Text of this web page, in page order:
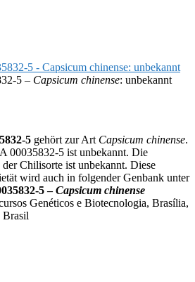
5 – Capsicum chinense: unbekannt
5 gehört zur Art Capsicum chinense.
00035832-5 ist unbekannt. Die
Chilisorte ist unbekannt. Diese
wird auch in folgender Genbank unter
5 –Capsicum chinense
Genéticos e Biotecnologia, Brasília,
Brasil